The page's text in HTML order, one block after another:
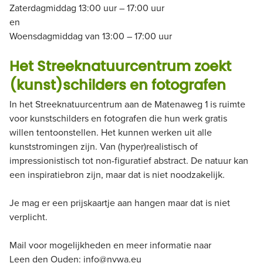
Zaterdagmiddag 13:00 uur – 17:00 uur
en
Woensdagmiddag van 13:00 – 17:00 uur
Het Streeknatuurcentrum zoekt
(kunst)schilders en fotografen
In het Streeknatuurcentrum aan de Matenaweg 1 is ruimte
voor kunstschilders en fotografen die hun werk gratis
willen tentoonstellen. Het kunnen werken uit alle
kunststromingen zijn. Van (hyper)realistisch of
impressionistisch tot non-figuratief abstract. De natuur kan
een inspiratiebron zijn, maar dat is niet noodzakelijk.
Je mag er een prijskaartje aan hangen maar dat is niet
verplicht.
Mail voor mogelijkheden en meer informatie naar
Leen den Ouden: info@nvwa.eu